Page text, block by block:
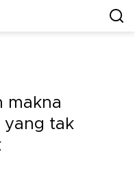
makna
yang tak